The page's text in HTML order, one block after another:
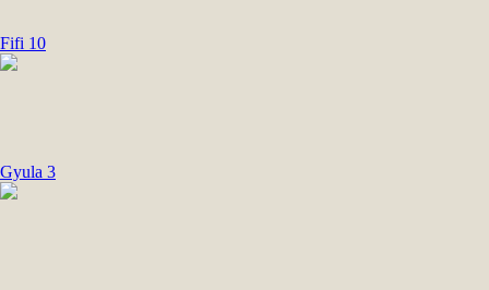
Fifi 10
Gyula 3